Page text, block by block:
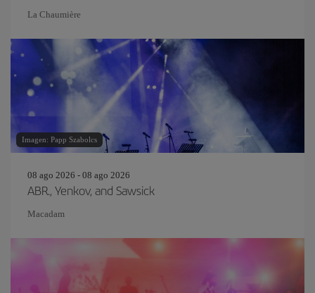
La Chaumière
Imagen: Papp Szabolcs
08 ago 2026 - 08 ago 2026
ABR., Yenkov, and Sawsick
Macadam